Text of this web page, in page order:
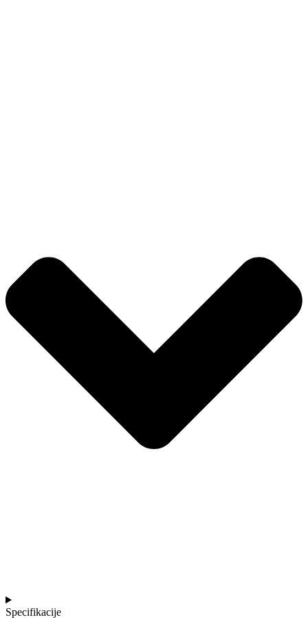
Specifikacije